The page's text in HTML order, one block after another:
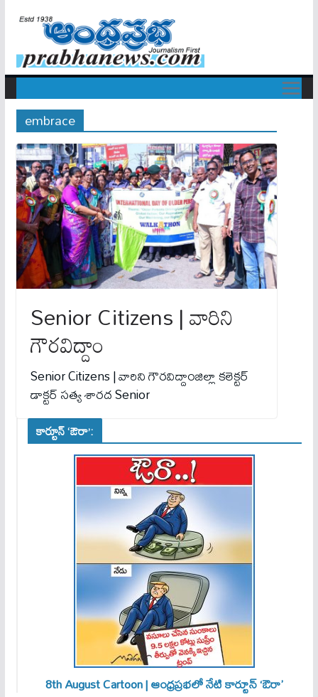
embrace
Senior Citizens | వారిని
గౌరవిద్దాం
Senior Citizens | వారిని గౌరవిద్దాంజిల్లా కలెక్టర్
డాక్టర్ సత్య శారద Senior
కార్టూన్ ‘ఔరా’:
8th August Cartoon | ఆంధ్రప్రభలో నేటి కార్టూన్ ‘ఔరా’